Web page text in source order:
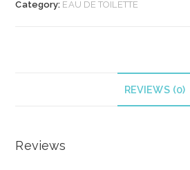
Category: EAU DE TOILETTE
REVIEWS (0)
Reviews